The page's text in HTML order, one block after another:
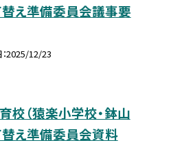
替え準備委員会議事要
2025/12/23
校（猿楽小学校・鉢山
替え準備委員会資料